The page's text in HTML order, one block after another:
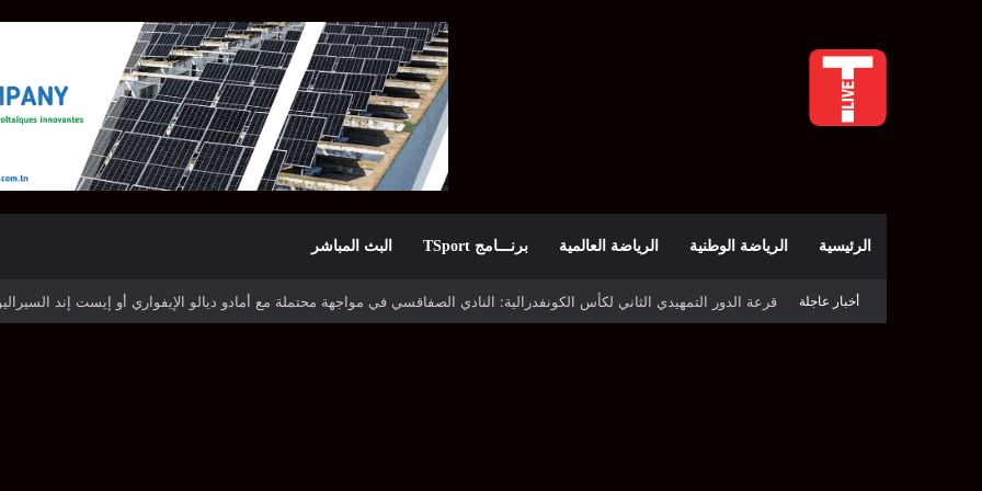
الرئيسية الرياضة الوطنية الرياضة العالمية برنـــامج TSport البث المباشر
أخبار عاجلة